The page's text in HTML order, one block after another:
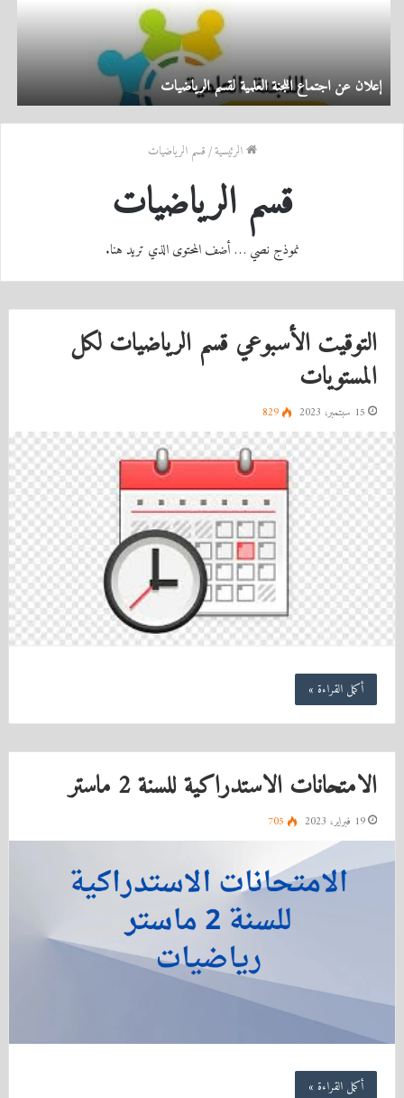
إعلان عن اجتماع اللجنة العلمية لقسم الرياضيات
الرئيسية/قسم الرياضيات
قسم الرياضيات
نموذج نصي … أضف المحتوى الذي تريد هنا.
التوقيت الأسبوعي قسم الرياضيات لكل
المستويات
15 سبتمبر، 2023 829
أكمل القراءة »
الامتحانات الاستدراكية للسنة 2 ماستر‎‎
19 فبراير، 2023 705
أكمل القراءة »